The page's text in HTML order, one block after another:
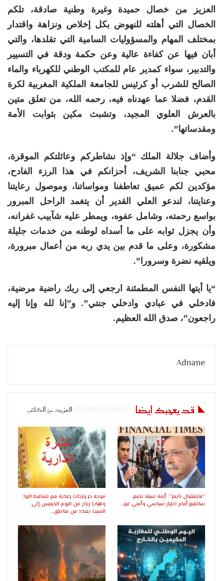
العزيز من خصال حميدة وغيرة وطنية صادقة، تلكم
الخصال التي أهلته للنهوض بكل إخلاص ونزاهة واقتدار
بمختلف المهام والمسؤوليات السامية التي تقلدها، والتي
أبان فيها عن كفاءة عالية وعن حكمة ودقة في التسيير
والتدبير، سواء كمدير عام للمكتب الوطني للكهرباء والماء
الصالح للشرب أو كرئيس للجامعة الملكية المغربية لكرة
القدم، فضلا عما عهدناه فيه، رحمه الله، من تعلق متين
بالعرش العلوي المجيد، وتشبث مكين بثوابت الأمة
ومقدساتها”.
وأضاف جلالة الملك “وإذ نشاطركم وعائلتكم الموقرة،
محبي جنابنا الشريف، أحزانكم في هذا الرزء الفادح،
مؤكدين لكم عميق تعاطفنا ومواساتنا، وموصول رعايتنا
وعنايتنا، لندعو العلي القدير أن يتغمد الراحل المبرور
بواسع رحمته، وشامل عفوه، ويمطر عليه شآبيب غفرانه،
وأن يجزل ثوابه على ما أسداه لوطنه من خدمات جليلة
مشكورة، وعلى ما قدم بين يدي ربه من أعمال مبرورة،
ويلقيه نضرة وسرورا”.
“يا أيتها النفس المطمئنة ارجعي إلى ربك راضية مرضية،
فادخلي في عبادي وادخلي جنتي”. و”إنا لله وإنا إليه
راجعون”، صدق الله العظيم.
Adnane
قد يعجبك ايضا المزيد عن الكاتب
“فايننشال تايمز”: أزمة سبتة تضع
سانشيز أمام اختبار سياسي وأمني غير…
موجة حر وزخات رعدية مع تساقط البرد
وهبات رياح من اليوم الخميس إلى
السبت بعدد من مناطق…